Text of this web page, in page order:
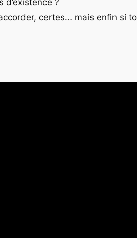
certes… mais enfin si